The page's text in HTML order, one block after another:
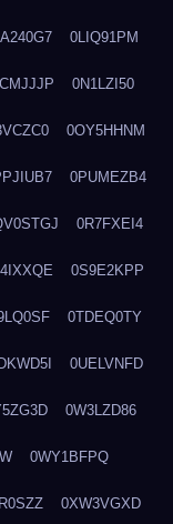
0LIQ91PM
0N1LZI50
0OY5HHNM
0PUMEZB4
0R7FXEI4
0S9E2KPP
0TDEQ0TY
0UELVNFD
0W3LZD86
0WY1BFPQ
0XW3VGXD